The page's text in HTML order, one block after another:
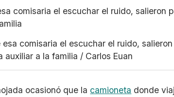
Linkedin
Whatsapp
Copiar enlace
esa comisaria el escuchar el ruido,
auxiliar a la familia / Carlos Euan
ocasionó que la camioneta donde